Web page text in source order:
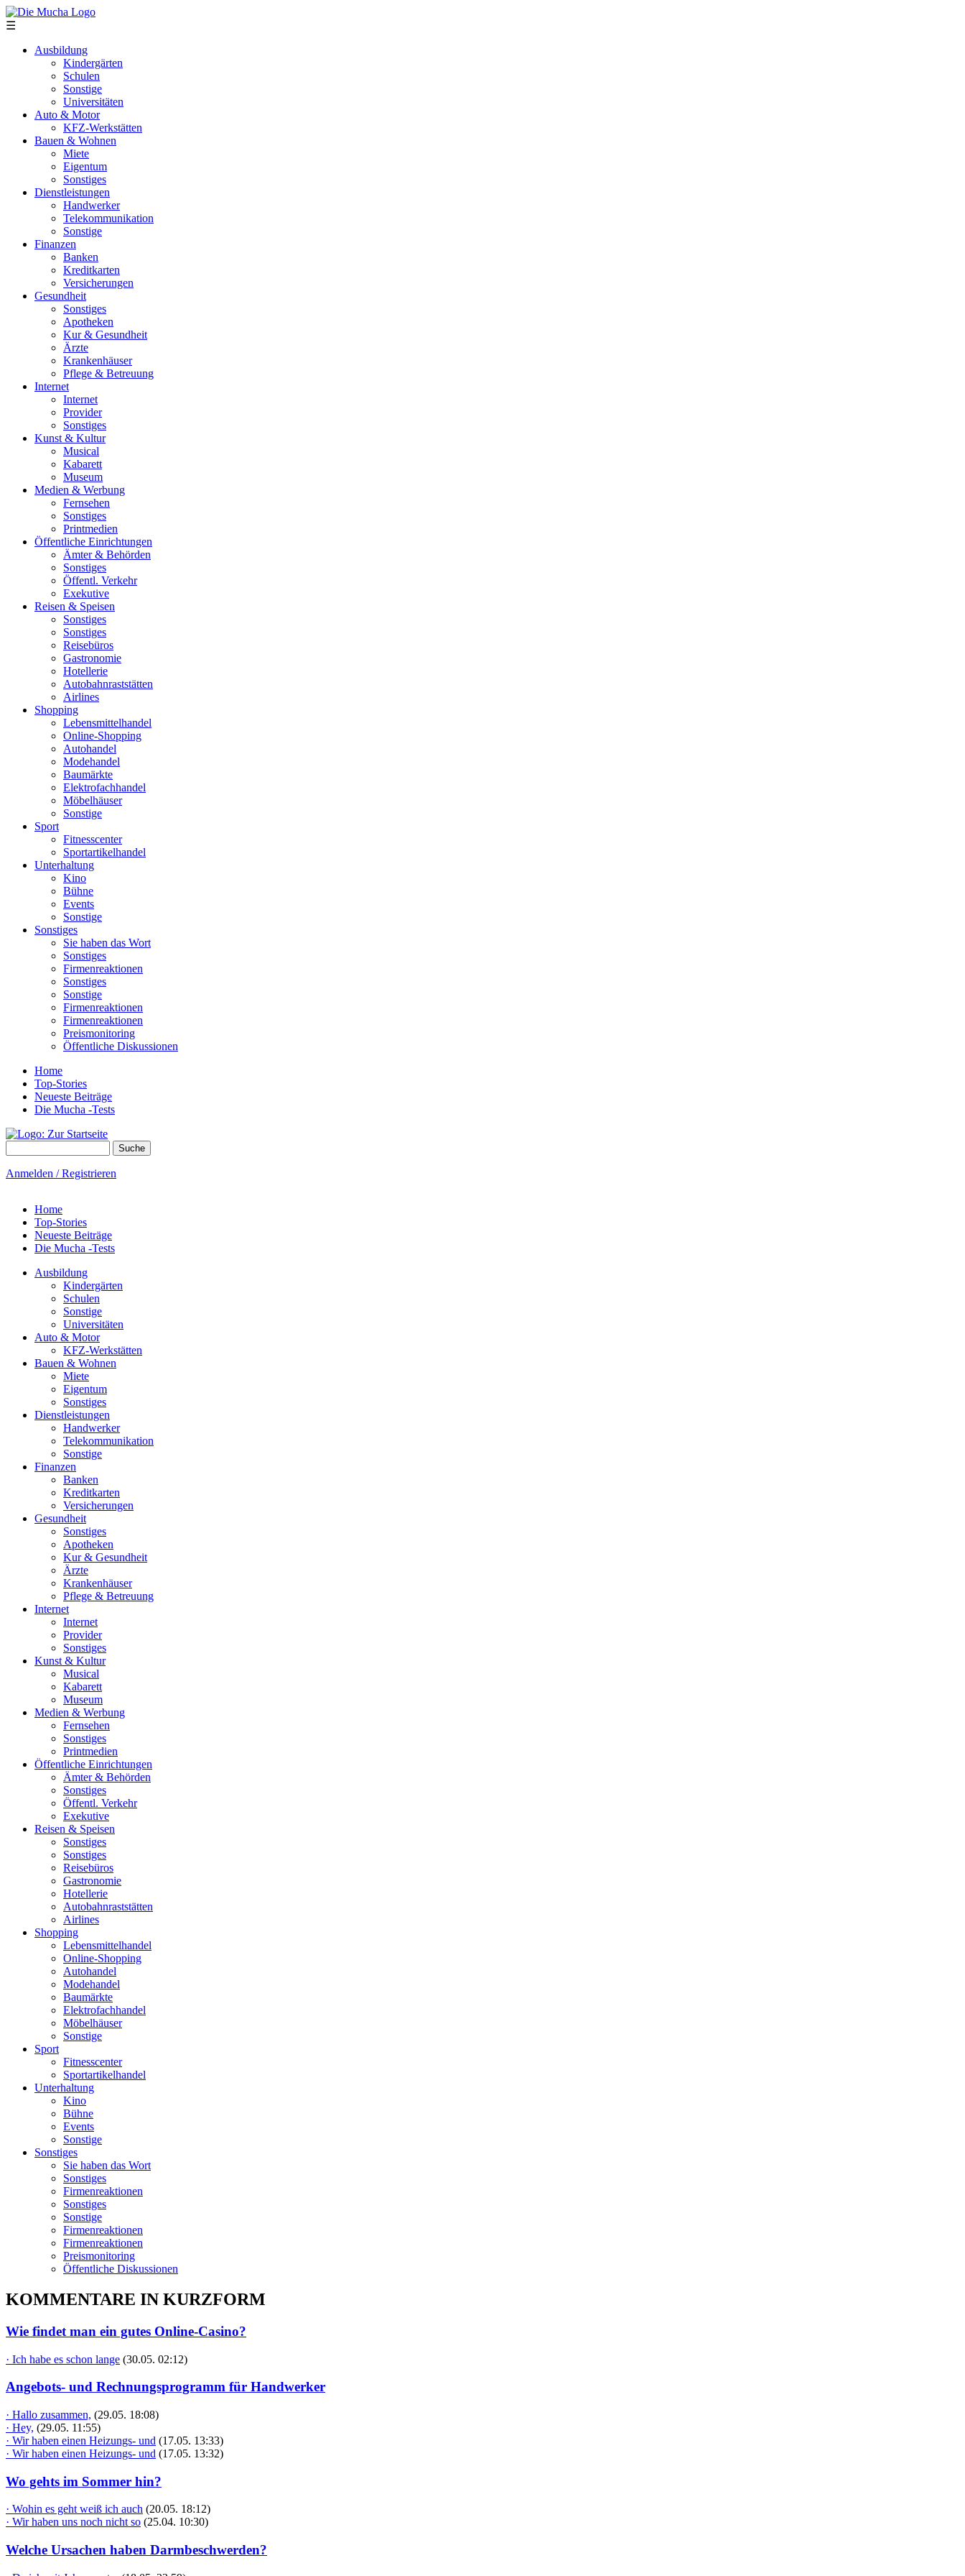
Direkt zum Inhalt
☰
Ausbildung
Kindergärten
Schulen
Sonstige
Universitäten
Auto & Motor
KFZ-Werkstätten
Bauen & Wohnen
Miete
Eigentum
Sonstiges
Dienstleistungen
Handwerker
Telekommunikation
Sonstige
Finanzen
Banken
Kreditkarten
Versicherungen
Gesundheit
Sonstiges
Apotheken
Kur & Gesundheit
Ärzte
Krankenhäuser
Pflege & Betreuung
Internet
Internet
Provider
Sonstiges
Kunst & Kultur
Musical
Kabarett
Museum
Medien & Werbung
Fernsehen
Sonstiges
Printmedien
Öffentliche Einrichtungen
Ämter & Behörden
Sonstiges
Öffentl. Verkehr
Exekutive
Reisen & Speisen
Sonstiges
Sonstiges
Reisebüros
Gastronomie
Hotellerie
Autobahnraststätten
Airlines
Shopping
Lebensmittelhandel
Online-Shopping
Autohandel
Modehandel
Baumärkte
Elektrofachhandel
Möbelhäuser
Sonstige
Sport
Fitnesscenter
Sportartikelhandel
Unterhaltung
Kino
Bühne
Events
Sonstige
Sonstiges
Sie haben das Wort
Sonstiges
Firmenreaktionen
Sonstiges
Sonstige
Firmenreaktionen
Firmenreaktionen
Preismonitoring
Öffentliche Diskussionen
Home
Top-Stories
Neueste Beiträge
Die Mucha -Tests
Anmelden / Registrieren
Home
Top-Stories
Neueste Beiträge
Die Mucha -Tests
Ausbildung
Kindergärten
Schulen
Sonstige
Universitäten
Auto & Motor
KFZ-Werkstätten
Bauen & Wohnen
Miete
Eigentum
Sonstiges
Dienstleistungen
Handwerker
Telekommunikation
Sonstige
Finanzen
Banken
Kreditkarten
Versicherungen
Gesundheit
Sonstiges
Apotheken
Kur & Gesundheit
Ärzte
Krankenhäuser
Pflege & Betreuung
Internet
Internet
Provider
Sonstiges
Kunst & Kultur
Musical
Kabarett
Museum
Medien & Werbung
Fernsehen
Sonstiges
Printmedien
Öffentliche Einrichtungen
Ämter & Behörden
Sonstiges
Öffentl. Verkehr
Exekutive
Reisen & Speisen
Sonstiges
Sonstiges
Reisebüros
Gastronomie
Hotellerie
Autobahnraststätten
Airlines
Shopping
Lebensmittelhandel
Online-Shopping
Autohandel
Modehandel
Baumärkte
Elektrofachhandel
Möbelhäuser
Sonstige
Sport
Fitnesscenter
Sportartikelhandel
Unterhaltung
Kino
Bühne
Events
Sonstige
Sonstiges
Sie haben das Wort
Sonstiges
Firmenreaktionen
Sonstiges
Sonstige
Firmenreaktionen
Firmenreaktionen
Preismonitoring
Öffentliche Diskussionen
KOMMENTARE IN KURZFORM
Wie findet man ein gutes Online-Casino?
· Ich habe es schon lange (30.05. 02:12)
Angebots- und Rechnungsprogramm für Handwerker
· Hallo zusammen, (29.05. 18:08)
· Hey, (29.05. 11:55)
· Wir haben einen Heizungs- und (17.05. 13:33)
· Wir haben einen Heizungs- und (17.05. 13:32)
Wo gehts im Sommer hin?
· Wohin es geht weiß ich auch (20.05. 18:12)
· Wir haben uns noch nicht so (25.04. 10:30)
Welche Ursachen haben Darmbeschwerden?